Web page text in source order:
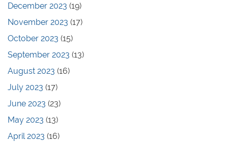
December 2023 (19)
November 2023 (17)
October 2023 (15)
September 2023 (13)
August 2023 (16)
July 2023 (17)
June 2023 (23)
May 2023 (13)
April 2023 (16)